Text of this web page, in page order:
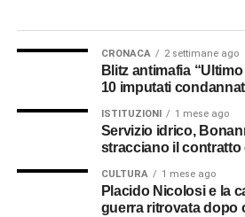
Niente elettricità: un
quasi 24 ore per
famiglie
CRONACA 2 settimane ago
Blitz antimafia
10 imputati
ISTITUZIONI 1 mese ago
Servizio idrico,
stracciano il contratto
CULTURA 1 mese ago
Placido Nicolosi e la
guerra ritrovata dopo